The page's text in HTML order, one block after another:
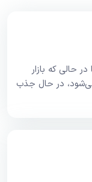
حالی که بازار
در حال جذب